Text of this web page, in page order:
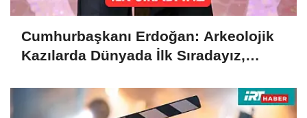
Cumhurbaşkanı Erdoğan: Arkeolojik
Kazılarda Dünyada İlk Sıradayız,